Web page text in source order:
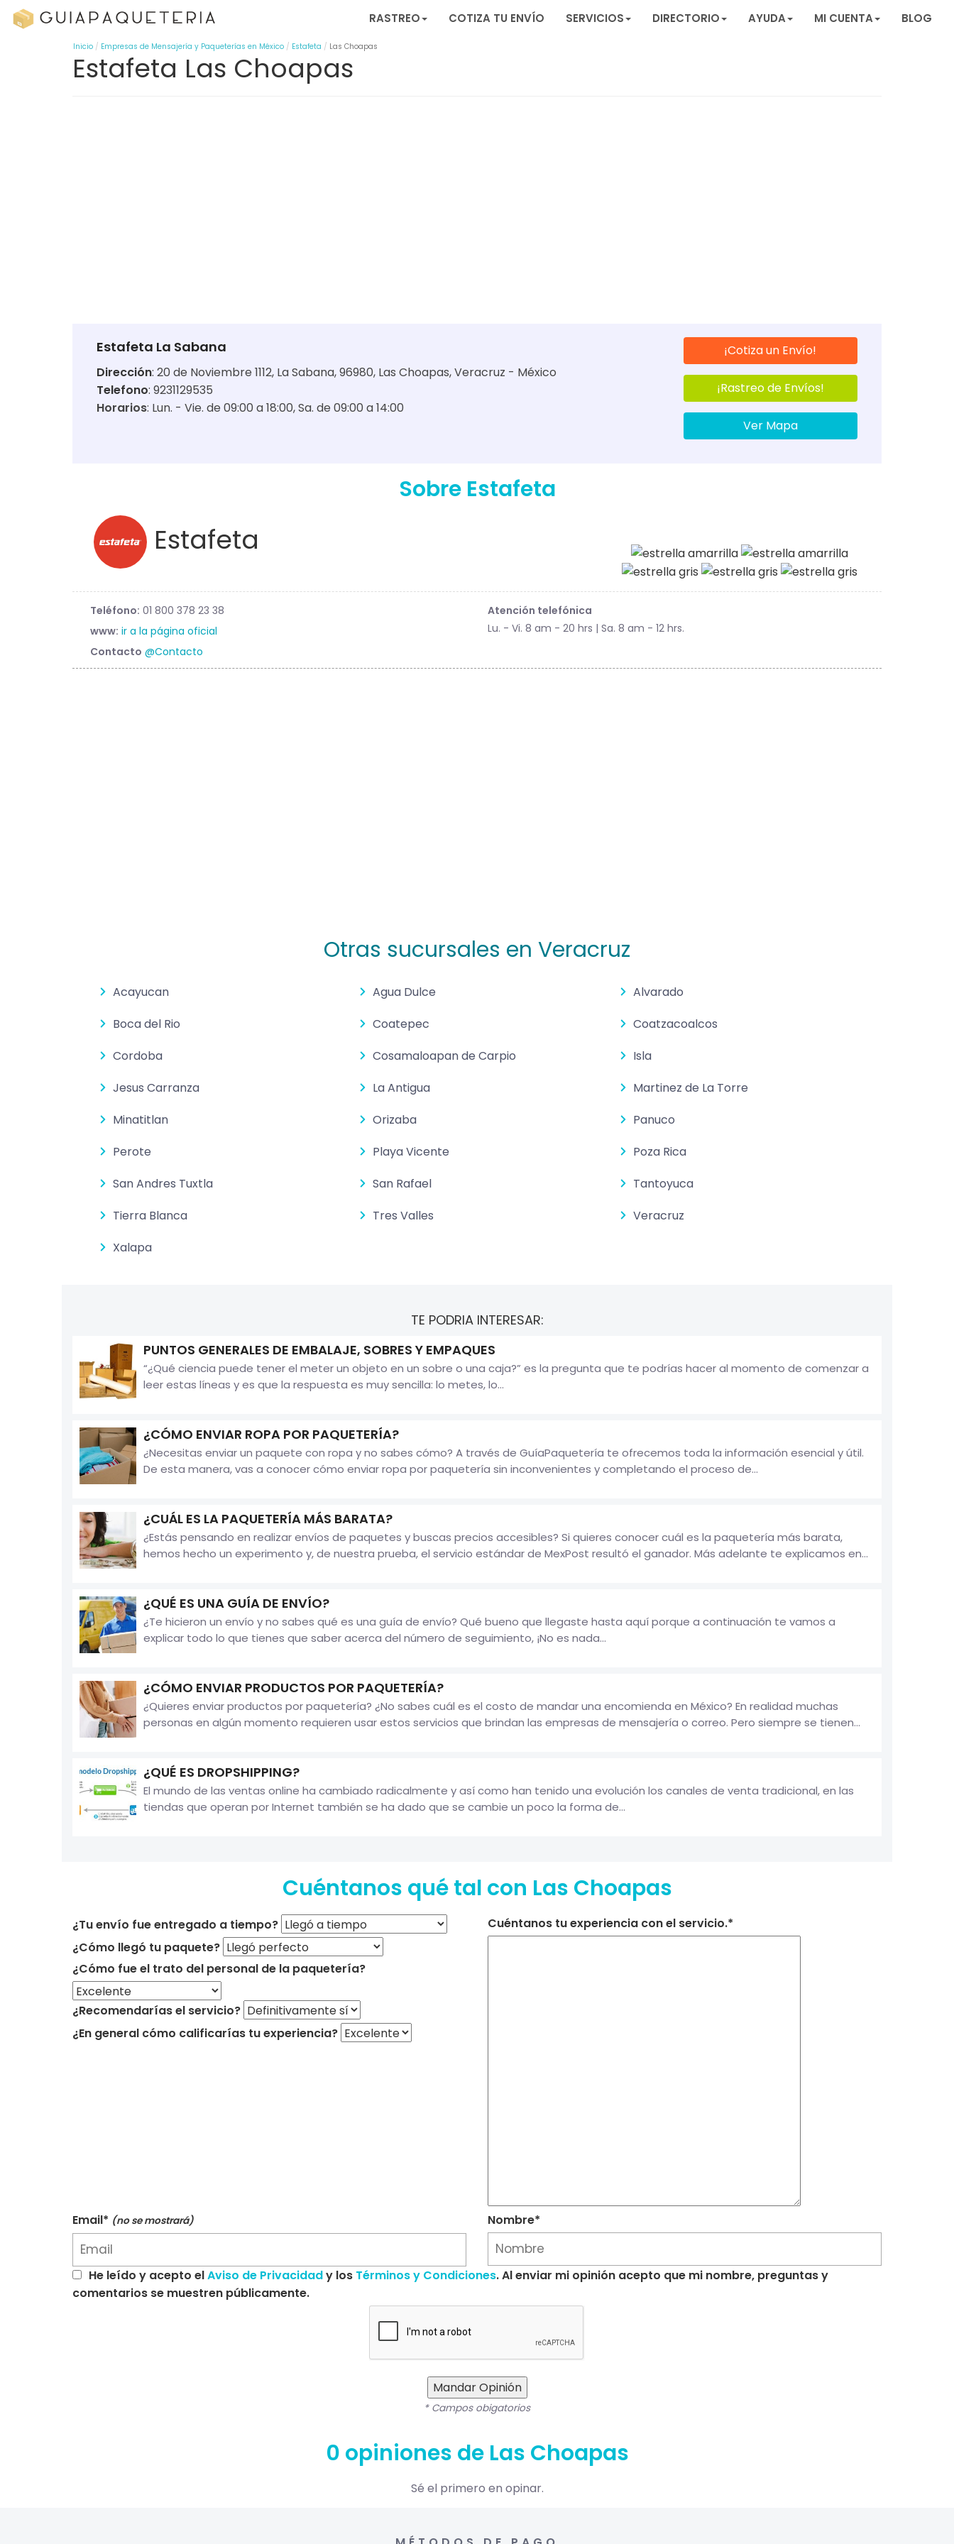
RASTREO COTIZA TU ENVÍO SERVICIOS DIRECTORIO AYUDA MI CUENTA BLOG
Inicio Empresas de Mensajería y Paqueterías en México Estafeta Las Choapas
Estafeta Las Choapas
Estafeta La Sabana
Dirección: 20 de Noviembre 1112, La Sabana, 96980, Las Choapas, Veracruz - México
Telefono: 9231129535
Horarios: Lun. - Vie. de 09:00 a 18:00 Sa. de 09:00 a 14:00
¡Cotiza un Envío!
¡Rastreo de Envíos!
Ver Mapa
Sobre Estafeta
Estafeta
Teléfono: 01 800 378 23 38
www: ir a la página oficial
Contacto @Contacto
Atención telefónica
Lu. - Vi. 8 am - 20 hrs | Sa. 8 am - 12 hrs.
Otras sucursales en Veracruz
Acayucan Agua Dulce
Alvarado
Boca del Rio
Coatepec
Coatzacoalcos
Cordoba
Cosamaloapan de Carpio
Isla
Jesus Carranza
La Antigua
Martinez de La Torre
Minatitlan
Orizaba
Panuco
Perote
Playa Vicente
Poza Rica
San Andres Tuxtla
San Rafael
Tantoyuca
Tierra Blanca
Tres Valles
Veracruz
Xalapa
TE PODRIA INTERESAR:
PUNTOS GENERALES DE EMBALAJE, SOBRES Y EMPAQUES
“¿Qué ciencia puede tener el meter un objeto en un sobre o una caja?” es la pregunta que te podrías hacer al momento de comenzar a
leer estas líneas y es que la respuesta es muy sencilla: lo metes, lo...
¿CÓMO ENVIAR ROPA POR PAQUETERÍA?
¿Necesitas enviar un paquete con ropa y no sabes cómo? A través de GuíaPaquetería te ofrecemos toda la información esencial y útil.
De esta manera, vas a conocer cómo enviar ropa por paquetería sin inconvenientes y completando el proceso de...
¿CUÁL ES LA PAQUETERÍA MÁS BARATA?
¿Estás pensando en realizar envíos de paquetes y buscas precios accesibles? Si quieres conocer cuál es la paquetería más barata,
hemos hecho un experimento y, de nuestra prueba, el servicio estándar de MexPost resultó el ganador. Más adelante te explicamos en...
¿QUÉ ES UNA GUÍA DE ENVÍO?
¿Te hicieron un envío y no sabes qué es una guía de envío? Qué bueno que llegaste hasta aquí porque a continuación te vamos a
explicar todo lo que tienes que saber acerca del número de seguimiento, ¡No es nada...
¿CÓMO ENVIAR PRODUCTOS POR PAQUETERÍA?
¿Quieres enviar productos por paquetería? ¿No sabes cuál es el costo de mandar una encomienda en México? En realidad muchas
personas en algún momento requieren usar estos servicios que brindan las empresas de mensajería o correo. Pero siempre se tienen...
¿QUÉ ES DROPSHIPPING?
El mundo de las ventas online ha cambiado radicalmente y así como han tenido una evolución los canales de venta tradicional, en las
tiendas que operan por Internet también se ha dado que se cambie un poco la forma de...
Cuéntanos qué tal con Las Choapas
¿Tu envío fue entregado a tiempo?
¿Cómo llegó tu paquete?
¿Cómo fue el trato del personal de la paquetería?
¿Recomendarías el servicio?
¿En general cómo calificarías tu experiencia?
Cuéntanos tu experiencia con el servicio.*
Email* (no se mostrará) Nombre*
He leído y acepto elAviso de Privacidady los Términos y Condiciones. Al enviar mi opinión acepto que mi nombre, preguntas y
comentarios se muestren públicamente.
Mandar Opinión
* Campos obigatorios
0 opiniones de Las Choapas
Sé el primero en opinar.